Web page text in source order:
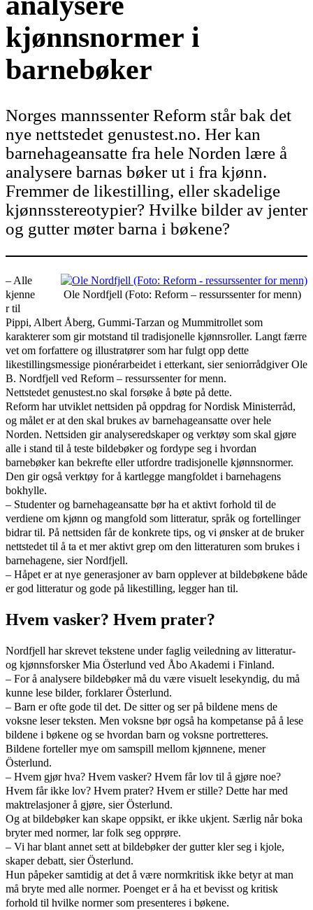
kjønnsnormer i
barnebøker
Norges mannssenter Reform står bak det
nye nettstedet genustest.no. Her kan
barnehageansatte fra hele Norden lære å
analysere barnas bøker ut i fra kjønn.
Fremmer de likestilling, eller skadelige
kjønnsstereotypier? Hvilke bilder av jenter
og gutter møter barna i bøkene?
Ole Nordfjell (Foto: Reform – ressurssenter for menn)
– Alle
kjenne
r til
Pippi, Albert Åberg, Gummi-Tarzan og Mummitrollet som
karakterer som gir motstand til tradisjonelle kjønnsroller. Langt færre
vet om forfattere og illustratører som har fulgt opp dette
likestillingsmessige pionérarbeidet i etterkant, sier seniorrådgiver Ole
B. Nordfjell ved Reform – ressurssenter for menn.
Nettstedet genustest.no skal forsøke å bøte på dette.
Reform har utviklet nettsiden på oppdrag for Nordisk Ministerråd,
og målet er at den skal brukes av barnehageansatte over hele
Norden. Nettsiden gir analyseredskaper og verktøy som skal gjøre
alle i stand til å teste bildebøker og fordype seg i hvordan
barnebøker kan bekrefte eller utfordre tradisjonelle kjønnsnormer.
Den gir også verktøy for å kartlegge mangfoldet i barnehagens
bokhylle.
– Studenter og barnehageansatte bør ha et aktivt forhold til de
verdiene om kjønn og mangfold som litteratur, språk og fortellinger
bidrar til. På nettsiden får de konkrete tips, og vi ønsker at de bruker
nettstedet til å ta et mer aktivt grep om den litteraturen som brukes i
barnehagene, sier Nordfjell.
– Håpet er at nye generasjoner av barn opplever at bildebøkene både
er god litteratur og gode på likestilling, legger han til.
Hvem vasker? Hvem prater?
Nordfjell har skrevet tekstene under faglig veiledning av litteratur-
og kjønnsforsker Mia Österlund ved Åbo Akademi i Finland.
– For å analysere bildebøker må du være visuelt lesekyndig, du må
kunne lese bilder, forklarer Österlund.
– Barn er ofte gode til det. De sitter og ser på bildene mens de
voksne leser teksten. Men voksne bør også ha kompetanse på å lese
bildene i bøkene og se hvordan barn og voksne portretteres.
Bildene forteller mye om samspill mellom kjønnene, mener
Österlund.
– Hvem gjør hva? Hvem vasker? Hvem får lov til å gjøre noe?
Hvem får ikke lov? Hvem prater? Hvem er stille? Dette har med
maktrelasjoner å gjøre, sier Österlund.
Og at bildebøker kan skape oppsikt, er ikke ukjent. Særlig når boka
bryter med normer, lar folk seg opprøre.
– Vi har blant annet sett at bildebøker der gutter kler seg i kjole,
skaper debatt, sier Österlund.
Hun påpeker samtidig at det å være normkritisk ikke betyr at man
må bryte med alle normer. Poenget er å ha et bevisst og kritisk
forhold til hvilke normer som presenteres i bøkene.